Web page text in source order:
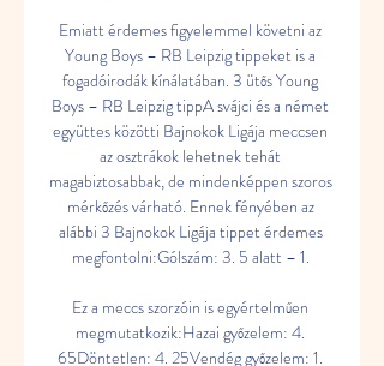
Emiatt érdemes figyelemmel követni az
Young Boys – RB Leipzig tippeket is a
fogadóirodák kínálatában. 3 ütős Young
Boys – RB Leipzig tippA svájci és a német
együttes közötti Bajnokok Ligája meccsen
az osztrákok lehetnek tehát
magabiztosabbak, de mindenképpen szoros
mérkőzés várható. Ennek fényében az
alábbi 3 Bajnokok Ligája tippet érdemes
megfontolni:Gólszám: 3. 5 alatt – 1.
Ez a meccs szorzóin is egyértelműen
megmutatkozik:Hazai győzelem: 4.
65Döntetlen: 4. 25Vendég győzelem: 1.